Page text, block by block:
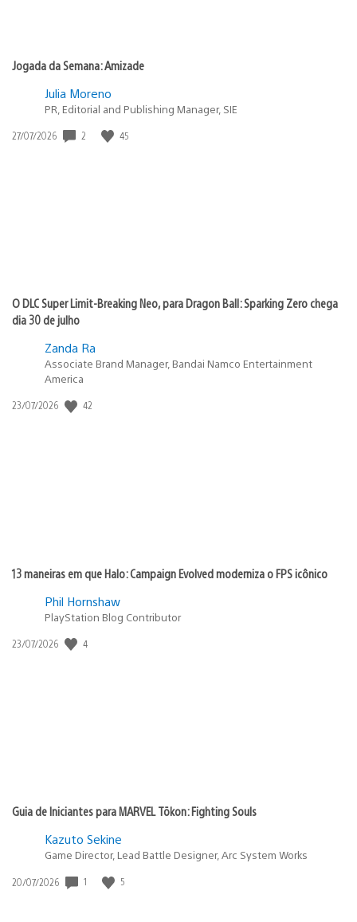
Jogada da Semana: Amizade
Julia Moreno
PR, Editorial and Publishing Manager, SIE
Data
27/07/2026 2 45
O DLC Super Limit-Breaking Neo, para Dragon Ball: Sparking Zero chega
dia 30 de julho
Zanda Ra
Associate Brand Manager, Bandai Namco Entertainment
America
Data
23/07/2026 42
13 maneiras em que Halo: Campaign Evolved moderniza o FPS icônico
Phil Hornshaw
PlayStation Blog Contributor
Data
23/07/2026 4
Guia de Iniciantes para MARVEL Tōkon: Fighting Souls
Kazuto Sekine
Game Director, Lead Battle Designer, Arc System Works
Data
20/07/2026 1 5